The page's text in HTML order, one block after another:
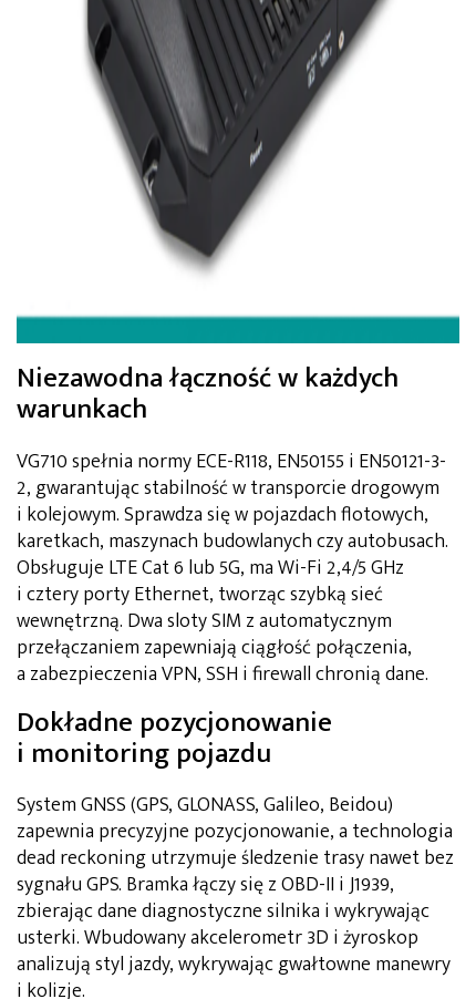
Niezawodna łączność w każdych
warunkach
VG710 spełnia normy ECE-R118, EN50155 i EN50121-3-
2, gwarantując stabilność w transporcie drogowym
i kolejowym. Sprawdza się w pojazdach flotowych,
karetkach, maszynach budowlanych czy autobusach.
Obsługuje LTE Cat 6 lub 5G, ma Wi-Fi 2,4/5 GHz
i cztery porty Ethernet, tworząc szybką sieć
wewnętrzną. Dwa sloty SIM z automatycznym
przełączaniem zapewniają ciągłość połączenia,
a zabezpieczenia VPN, SSH i firewall chronią dane.
Dokładne pozycjonowanie
i monitoring pojazdu
System GNSS (GPS, GLONASS, Galileo, Beidou)
zapewnia precyzyjne pozycjonowanie, a technologia
dead reckoning utrzymuje śledzenie trasy nawet bez
sygnału GPS. Bramka łączy się z OBD-II i J1939,
zbierając dane diagnostyczne silnika i wykrywając
usterki. Wbudowany akcelerometr 3D i żyroskop
analizują styl jazdy, wykrywając gwałtowne manewry
i kolizje.